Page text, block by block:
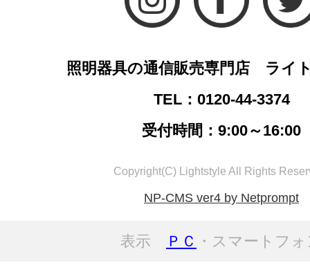
照明器具の通信販売専門店 ライ
TEL：0120-44-3374
受付時間：9:00～16:00
Copyright(C) Lightstyle All Rights
NP-CMS ver4 by Netprompt
表示 ＰＣ ・スマートフ